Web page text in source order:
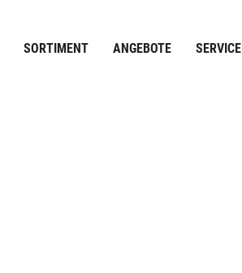
SORTIMENT ANGEBOTE SERVICE